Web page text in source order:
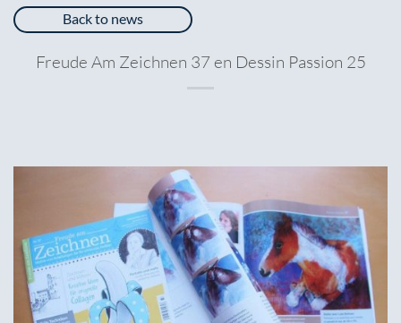
Back to news
Freude Am Zeichnen 37 en Dessin Passion 25